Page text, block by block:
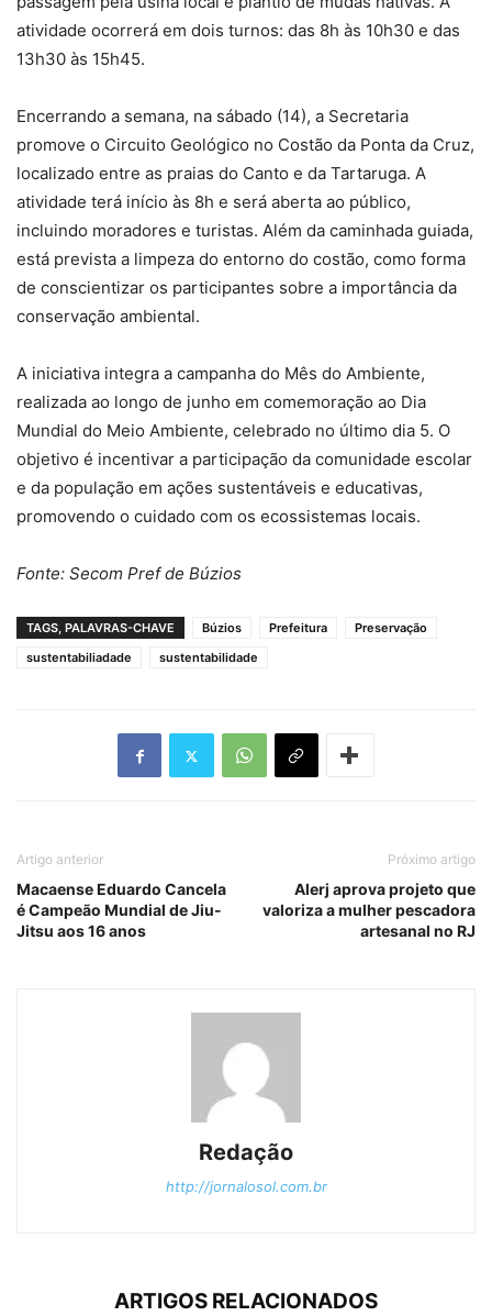
atividade ocorrerá em dois turnos: das 8h às 10h30 e das
13h30 às 15h45.
Encerrando a semana, na sábado (14), a Secretaria
promove o Circuito Geológico no Costão da Ponta da Cruz,
localizado entre as praias do Canto e da Tartaruga. A
atividade terá início às 8h e será aberta ao público,
incluindo moradores e turistas. Além da caminhada guiada,
está prevista a limpeza do entorno do costão, como forma
de conscientizar os participantes sobre a importância da
conservação ambiental.
A iniciativa integra a campanha do Mês do Ambiente,
realizada ao longo de junho em comemoração ao Dia
Mundial do Meio Ambiente, celebrado no último dia 5. O
objetivo é incentivar a participação da comunidade escolar
e da população em ações sustentáveis e educativas,
promovendo o cuidado com os ecossistemas locais.
Fonte: Secom Pref de Búzios
TAGS, PALAVRAS-CHAVE Búzios Prefeitura
Preservação
sustentabiliadade
sustentabilidade
Artigo anterior
Macaense Eduardo Cancela
é Campeão Mundial de Jiu-
Jitsu aos 16 anos
Próximo artigo
Alerj aprova projeto que
valoriza a mulher pescadora
artesanal no RJ
Redação
http://jornalosol.com.br
ARTIGOS RELACIONADOS